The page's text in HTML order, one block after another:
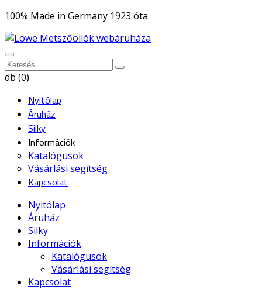
100% Made in Germany 1923 óta
db (0)
Nyitólap
Áruház
Silky
Információk
Katalógusok
Vásárlási segítség
Kapcsolat
Nyitólap
Áruház
Silky
Információk
Katalógusok
Vásárlási segítség
Kapcsolat